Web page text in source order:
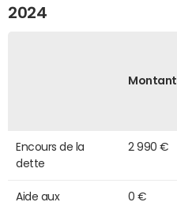
2024
Montant
Encours de la
dette
2 990 €
Aide aux
0 €